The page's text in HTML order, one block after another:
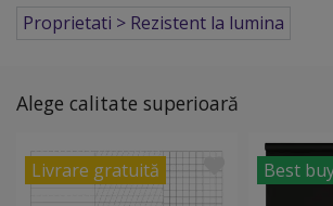
Proprietati > Rezistent la lumina
Alege calitate superioară
Livrare gratuită Best